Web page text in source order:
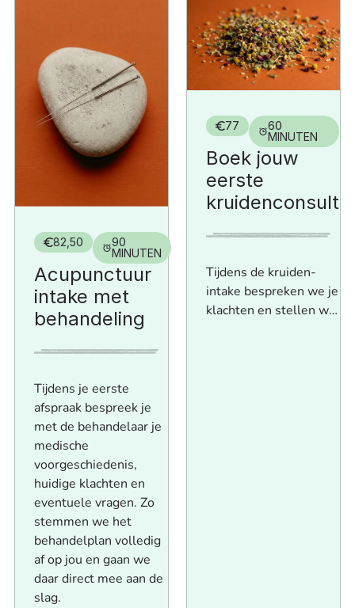
82,50
90
MINUTEN
Acupunctuur
intake met
behandeling
Tijdens je eerste
afspraak bespreek je
met de behandelaar je
medische
voorgeschiedenis,
huidige klachten en
eventuele vragen. Zo
stemmen we het
behandelplan volledig
af op jou en gaan we
daar direct mee aan de
slag.
77
60
MINUTEN
Boek jouw
eerste
kruidenconsult
Tijdens de kruiden-
intake bespreken we je
klachten en stellen we